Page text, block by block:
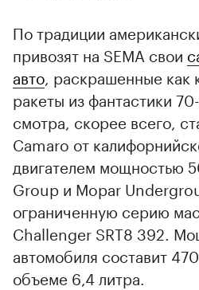
По традиции
привозят на SEMA свои
авто , раскрашенные
ракеты из фантастики
смотра, скорее всего,
Camaro от
двигателем мощностью
Group и Mopar
ограниченную серию
Challenger SRT8 392.
автомобиля составит
объеме 6,4 литра.